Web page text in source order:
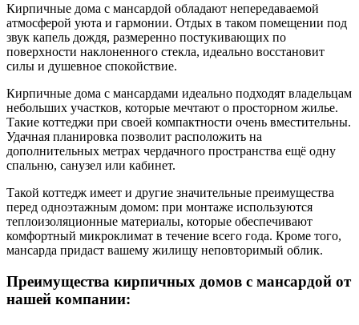
Кирпичные дома с мансардой обладают непередаваемой
атмосферой уюта и гармонии. Отдых в таком помещении под
звук капель дождя, размеренно постукивающих по
поверхности наклоненного стекла, идеально восстановит
силы и душевное спокойствие.
Кирпичные дома с мансардами идеально подходят владельцам
небольших участков, которые мечтают о просторном жилье.
Такие коттеджи при своей компактности очень вместительны.
Удачная планировка позволит расположить на
дополнительных метрах чердачного пространства ещё одну
спальню, санузел или кабинет.
Такой коттедж имеет и другие значительные преимущества
перед одноэтажным домом: при монтаже используются
теплоизоляционные материалы, которые обеспечивают
комфортный микроклимат в течение всего года. Кроме того,
мансарда придаст вашему жилищу неповторимый облик.
Преимущества кирпичных домов с мансардой от
нашей компании: